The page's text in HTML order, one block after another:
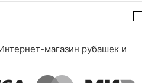
магазин рубашек и